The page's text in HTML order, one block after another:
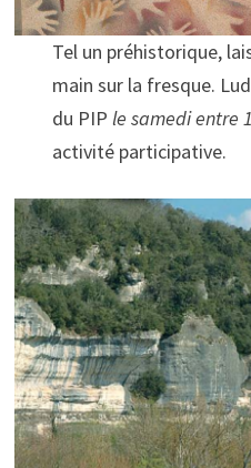
Tel un préhistorique,
main sur la fresque.
du PIP le samedi entre
activité participative.